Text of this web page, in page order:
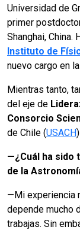
Universidad de
primer
Shanghai, China.
Instituto de
nuevo cargo en
Mientras tanto,
del eje de
Consorcio
de Chile (USACH
—¿Cuál ha sido
de la
—Mi experiencia
depende mucho
trabajas. Sin